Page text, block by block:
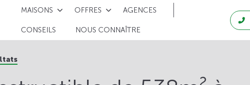
MAISONS OFFRES AGENCES
CONSEILS NOUS CONNAÎTRE